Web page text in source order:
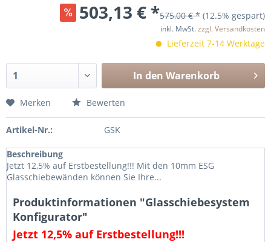
503,13 € *575,00 € * (12.5% gespart)
inkl. MwSt.zzgl. Versandkosten
Lieferzeit 7-14 Werktage
In den Warenkorb
Merken Bewerten
Artikel-Nr.: GSK
Beschreibung
Jetzt 12,5% auf Erstbestellung!!! Mit den 10mm ESG
Glasschiebewänden können Sie Ihre...
Produktinformationen "Glasschiebesystem
Konfigurator"
Jetzt 12,5% auf Erstbestellung!!!